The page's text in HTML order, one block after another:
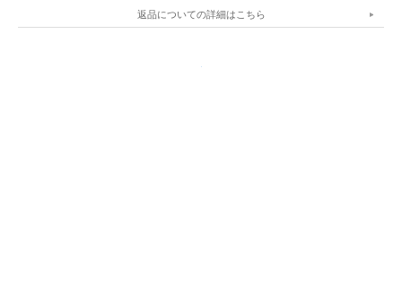
返品についての詳細はこちら